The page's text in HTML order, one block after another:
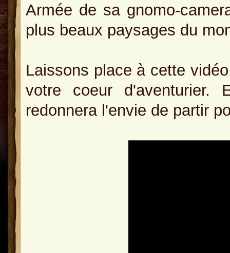
Armée de sa gnomo-
plus beaux paysages du
Laissons place à cette
votre coeur
redonnera l'envie de partir